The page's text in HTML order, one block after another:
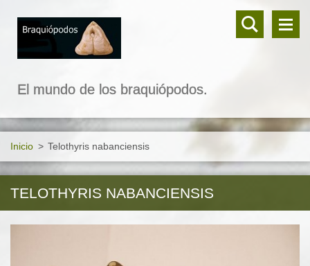
El mundo de los braquiópodos.
Inicio > Telothyris nabanciensis
TELOTHYRIS NABANCIENSIS